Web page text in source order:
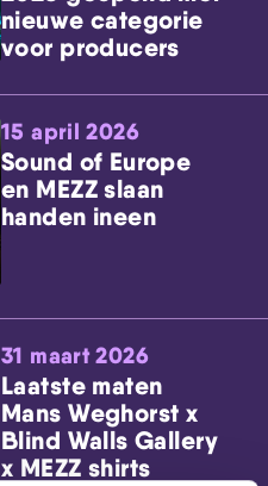
nieuwe categorie
voor producers
15 april 2026
Sound of Europe
en MEZZ slaan
handen ineen
31 maart 2026
Laatste maten
Mans Weghorst x
Blind Walls Gallery
x MEZZ shirts